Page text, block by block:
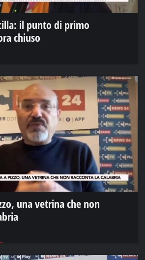
il punto di primo
chiuso
una vetrina che non